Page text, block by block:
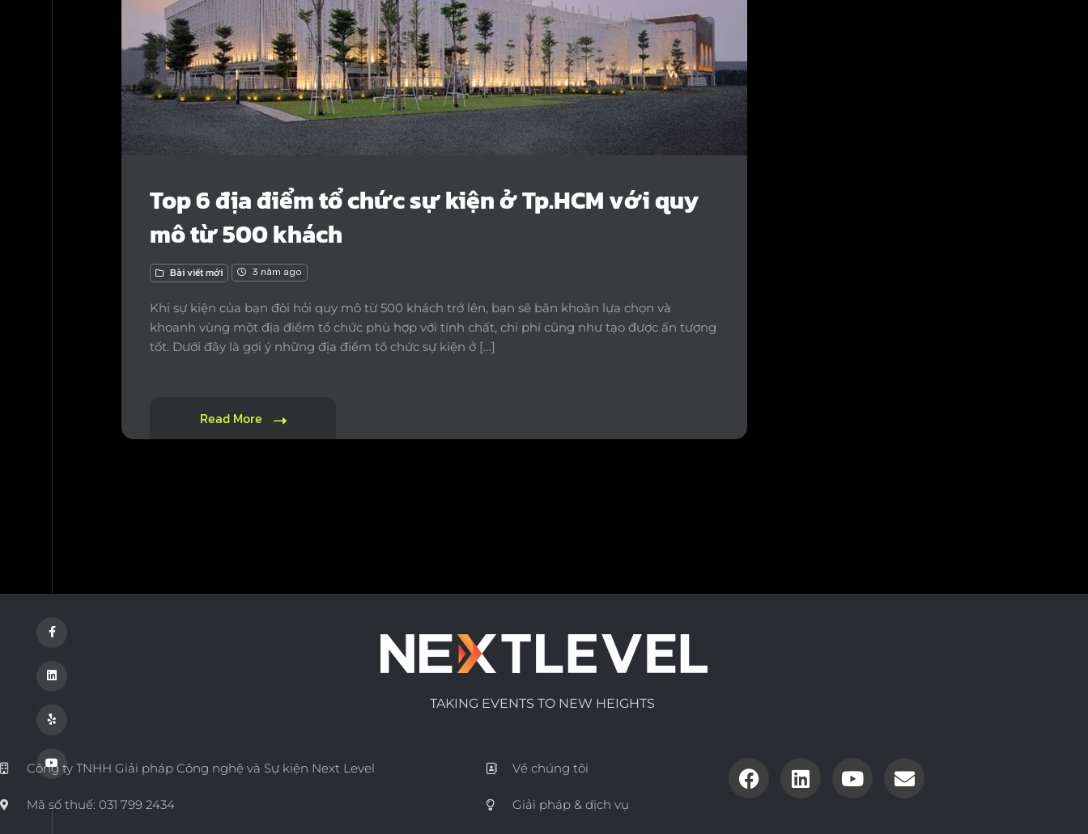
Top 6 địa điểm tổ chức sự kiện ở Tp.HCM với quy
mô từ 500 khách
Bài viết mới 3 năm ago
Khi sự kiện của bạn đòi hỏi quy mô từ 500 khách trở lên, bạn sẽ băn khoăn lựa chọn và
khoanh vùng một địa điểm tổ chức phù hợp với tính chất, chi phí cũng như tạo được ấn tượng
tốt. Dưới đây là gợi ý những địa điểm tổ chức sự kiện ở […]
Read More
TAKING EVENTS TO NEW HEIGHTS
Công ty TNHH Giải pháp Công nghệ và Sự kiện Next Level
Mã số thuế: 031 799 2434
Về chúng tôi
Giải pháp & dịch vụ